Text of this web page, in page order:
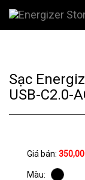
Sạc
USB-C2.0-
Giá bán:
Màu: